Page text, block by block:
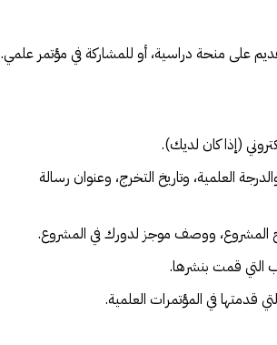
على منحة دراسية، أو للمشاركة في مؤتمر علمي.
(إذا كان لديك).
العلمية، وتاريخ التخرج، وعنوان رسالة
المشروع، ووصف موجز لدورك في المشروع.
التي قمت بنشرها.
قدمتها في المؤتمرات العلمية.